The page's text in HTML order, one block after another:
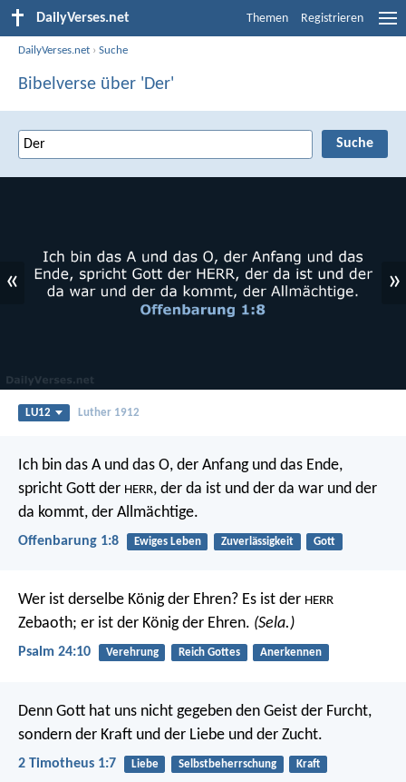
DailyVerses.net Themen Registrieren
DailyVerses.net ›Suche
Bibelverse über 'Der'
« »
LU12 Luther 1912
Ich bin das A und das O, der Anfang und das Ende,
spricht Gott der HERR, der da ist und der da war und der
da kommt, der Allmächtige.
Offenbarung 1:8 Ewiges Leben Zuverlässigkeit Gott
Wer ist derselbe König der Ehren? Es ist der HERR
Zebaoth; er ist der König der Ehren. (Sela.)
Psalm 24:10 Verehrung Reich Gottes Anerkennen
Denn Gott hat uns nicht gegeben den Geist der Furcht,
sondern der Kraft und der Liebe und der Zucht.
2 Timotheus 1:7 Liebe Selbstbeherrschung Kraft